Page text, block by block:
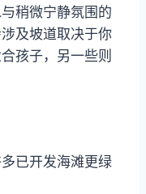
稍微宁静氛围的
及坡道取决于你
孩子，另一些则
已开发海滩更绿